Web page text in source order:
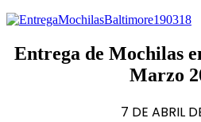
Entrega de Mochilas
Marzo
7 DE ABRIL